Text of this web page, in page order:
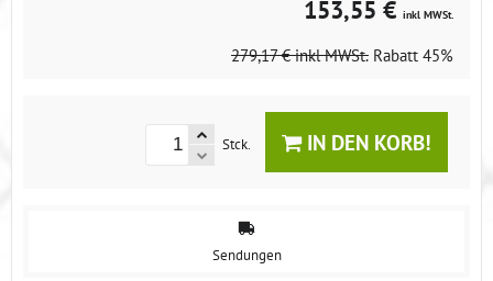
153,55 € inkl MWSt.
279,17 € inkl MWSt. Rabatt 45%
Stck. IN DEN KORB!
Sendungen